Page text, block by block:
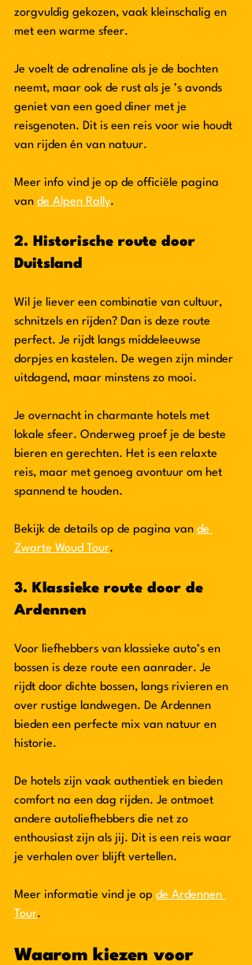
zorgvuldig gekozen, vaak kleinschalig en
met een warme sfeer.
Je voelt de adrenaline als je de bochten
neemt, maar ook de rust als je ’s avonds
geniet van een goed diner met je
reisgenoten. Dit is een reis voor wie houdt
van rijden én van natuur.
Meer info vind je op de officiële pagina
van de Alpen Rally.
2. Historische route door
Duitsland
Wil je liever een combinatie van cultuur,
schnitzels en rijden? Dan is deze route
perfect. Je rijdt langs middeleeuwse
dorpjes en kastelen. De wegen zijn minder
uitdagend, maar minstens zo mooi.
Je overnacht in charmante hotels met
lokale sfeer. Onderweg proef je de beste
bieren en gerechten. Het is een relaxte
reis, maar met genoeg avontuur om het
spannend te houden.
Bekijk de details op de pagina van de
Zwarte Woud Tour.
3. Klassieke route door de
Ardennen
Voor liefhebbers van klassieke auto’s en
bossen is deze route een aanrader. Je
rijdt door dichte bossen, langs rivieren en
over rustige landwegen. De Ardennen
bieden een perfecte mix van natuur en
historie.
De hotels zijn vaak authentiek en bieden
comfort na een dag rijden. Je ontmoet
andere autoliefhebbers die net zo
enthousiast zijn als jij. Dit is een reis waar
je verhalen over blijft vertellen.
Meer informatie vind je op de Ardennen
Tour.
Waarom kiezen voor